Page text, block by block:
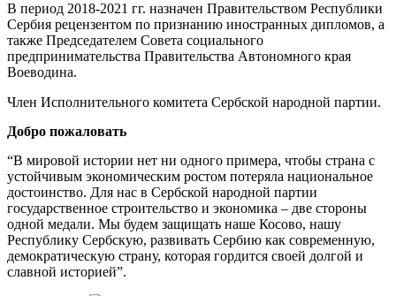
В период 2018-2021 гг. назначен Правительством Республики
Сербия рецензентом по признанию иностранных дипломов, а
также Председателем Совета социального
предпринимательства Правительства Автономного края
Воеводина.
Член Исполнительного комитета Сербской народной партии.
Добро пожаловать
“В мировой истории нет ни одного примера, чтобы страна с
устойчивым экономическим ростом потеряла национальное
достоинство. Для нас в Сербской народной партии
государственное строительство и экономика – две стороны
одной медали. Мы будем защищать наше Косово, нашу
Республику Сербскую, развивать Сербию как современную,
демократическую страну, которая гордится своей долгой и
славной историей”.